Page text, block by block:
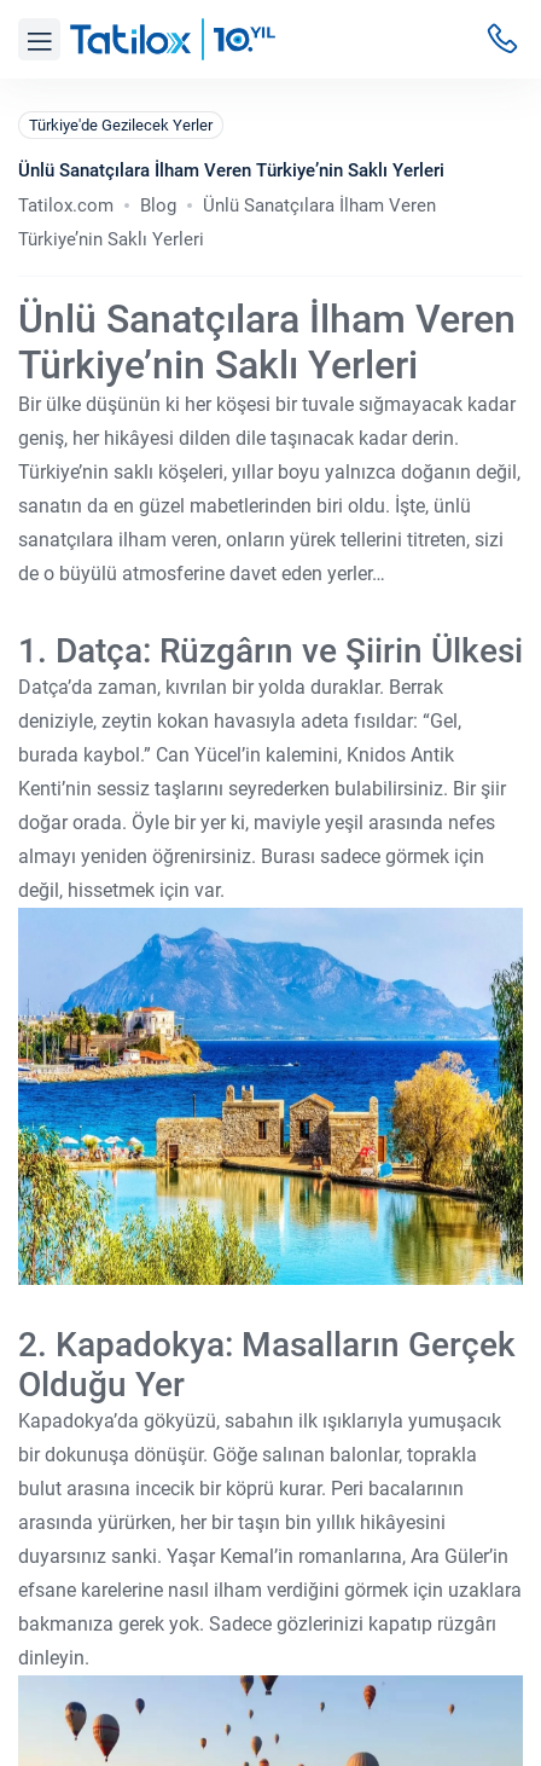
Türkiye'de Gezilecek Yerler
Ünlü Sanatçılara İlham Veren Türkiye’nin Saklı Yerleri
Tatilox.com
Blog
Ünlü Sanatçılara İlham Veren
Türkiye’nin Saklı Yerleri
Ünlü Sanatçılara İlham Veren
Türkiye’nin Saklı Yerleri
Bir ülke düşünün ki her köşesi bir tuvale sığmayacak kadar
geniş, her hikâyesi dilden dile taşınacak kadar derin.
Türkiye’nin saklı köşeleri, yıllar boyu yalnızca doğanın değil,
sanatın da en güzel mabetlerinden biri oldu. İşte, ünlü
sanatçılara ilham veren, onların yürek tellerini titreten, sizi
de o büyülü atmosferine davet eden yerler…
1. Datça: Rüzgârın ve Şiirin Ülkesi
Datça’da zaman, kıvrılan bir yolda duraklar. Berrak
deniziyle, zeytin kokan havasıyla adeta fısıldar: “Gel,
burada kaybol.” Can Yücel’in kalemini, Knidos Antik
Kenti’nin sessiz taşlarını seyrederken bulabilirsiniz. Bir şiir
doğar orada. Öyle bir yer ki, maviyle yeşil arasında nefes
almayı yeniden öğrenirsiniz. Burası sadece görmek için
değil, hissetmek için var.
2. Kapadokya: Masalların Gerçek
Olduğu Yer
Kapadokya’da gökyüzü, sabahın ilk ışıklarıyla yumuşacık
bir dokunuşa dönüşür. Göğe salınan balonlar, toprakla
bulut arasına incecik bir köprü kurar. Peri bacalarının
arasında yürürken, her bir taşın bin yıllık hikâyesini
duyarsınız sanki. Yaşar Kemal’in romanlarına, Ara Güler’in
efsane karelerine nasıl ilham verdiğini görmek için uzaklara
bakmanıza gerek yok. Sadece gözlerinizi kapatıp rüzgârı
dinleyin.